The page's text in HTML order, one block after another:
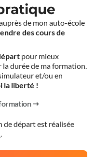
de mon auto-école
des cours de
pour mieux
durée de ma formation.
et/ou en
la liberté !
départ est réalisée
.